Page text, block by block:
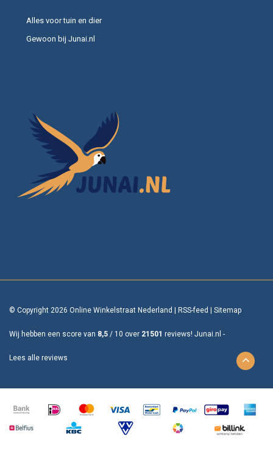
Alles voor tuin en dier
Gewoon bij Junai.nl
© Copyright 2026 Online Winkelstraat Nederland RSS-feed Sitemap
Wij hebben een score van 8,5 / 10 over 21501 reviews! Junai.nl -
Lees alle reviews